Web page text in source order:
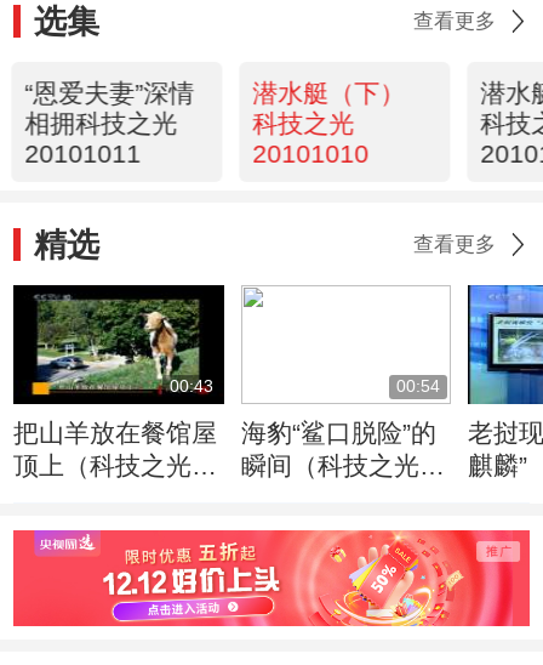
选集 查看更多
“恩爱夫妻”深情
相拥科技之光
20101011
潜水艇（下）
科技之光
20101010
潜水
科技
精选 查看更多
00:43
把山羊放在餐馆屋
顶上（科技之光
00:54
海豹“鲨口脱险”的
瞬间（科技之光
老挝
麒麟”